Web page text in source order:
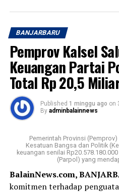
BANJARBARU
Pemprov Kalsel
Keuangan Partai
Total Rp 20,5
Published 1 minggu ago on
By adminbalainnews
Pemerintah Provinsi
Kesatuan Bangsa dan Politik
keuangan senilai
(Parpol) yang
BalainNews.com,
komitmen terhadap